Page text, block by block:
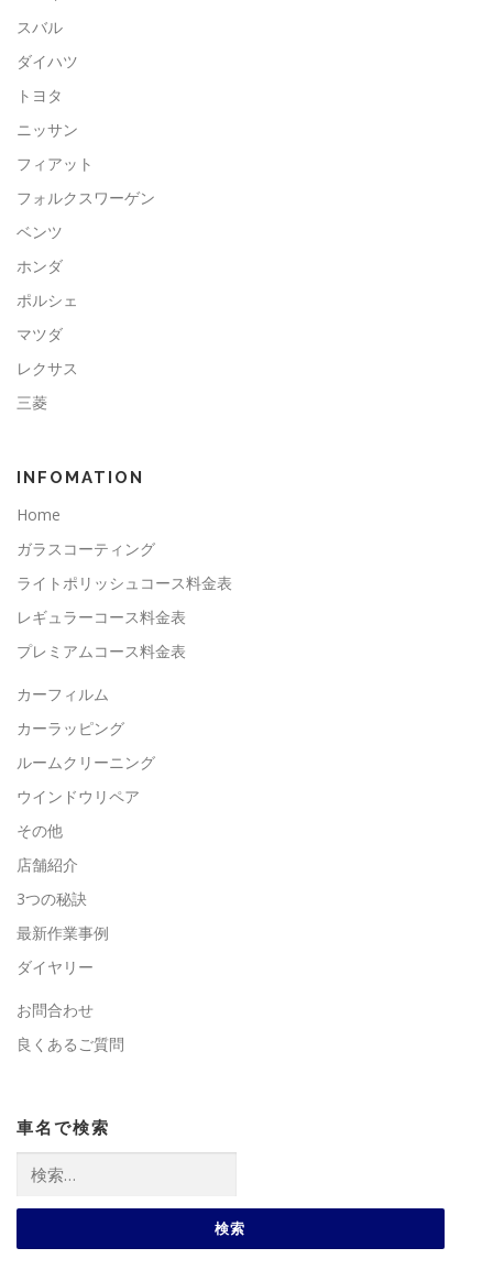
スバル
ダイハツ
トヨタ
ニッサン
フィアット
フォルクスワーゲン
ベンツ
ホンダ
ポルシェ
マツダ
レクサス
三菱
INFOMATION
Home
ガラスコーティング
ライトポリッシュコース料金表
レギュラーコース料金表
プレミアムコース料金表
カーフィルム
カーラッピング
ルームクリーニング
ウインドウリペア
その他
店舗紹介
3つの秘訣
最新作業事例
ダイヤリー
お問合わせ
良くあるご質問
車名で検索
索: